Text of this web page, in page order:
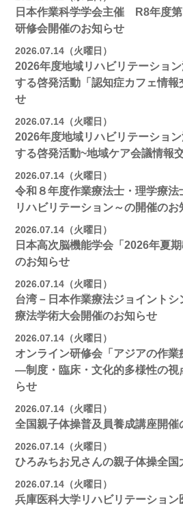
日本作業科学学会主催 R8年度
研修会開催のお知らせ
2026.07.14（火曜日）
2026年度地域リハビリテーショ
する啓発活動「認知症カフェ情報
せ
2026.07.14（火曜日）
2026年度地域リハビリテーショ
する啓発活動~地域ケア会議情報
2026.07.14（火曜日）
令和８年度作業療法士・理学療
リハビリテーション～の開催のお
2026.07.14（火曜日）
日本高次脳機能学会「2026年夏
のお知らせ
2026.07.14（火曜日）
台湾－日本作業療法ジョイント
療法学術大会開催のお知らせ
2026.07.14（火曜日）
オンライン研修会「アジアの作
―制度・臨床・文化的多様性の
らせ
2026.07.14（火曜日）
全国親子体操普及員養成講座開催
2026.07.14（火曜日）
ひろみちお兄さんの親子体操全
2026.07.14（火曜日）
兵庫医科大学リハビリテーショ